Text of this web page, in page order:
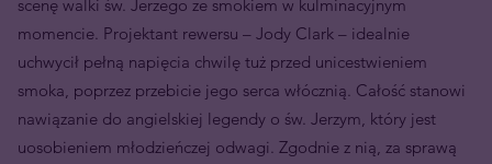
scenę walki św. Jerzego ze smokiem w kulminacyjnym
momencie. Projektant rewersu – Jody Clark – idealnie
uchwycił pełną napięcia chwilę tuż przed unicestwieniem
smoka, poprzez przebicie jego serca włócznią. Całość stanowi
nawiązanie do angielskiej legendy o św. Jerzym, który jest
uosobieniem młodzieńczej odwagi. Zgodnie z nią, za sprawą